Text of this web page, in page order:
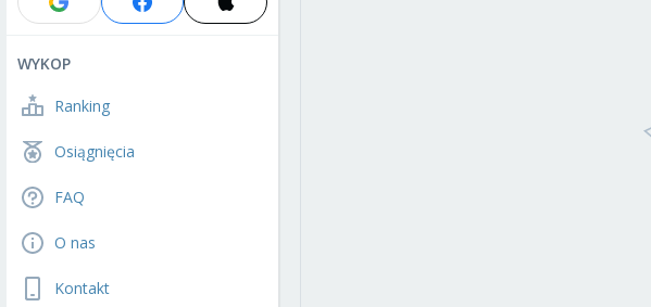
WYKOP
Ranking
Osiągnięcia
FAQ
O nas
Kontakt